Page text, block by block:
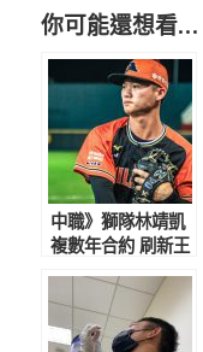
你可能還想看…
中職》獅隊林靖凱
複數年合約 刷新王